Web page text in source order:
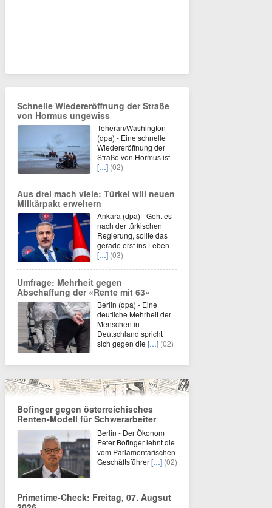
Schnelle Wiedereröffnung der Straße
von Hormus ungewiss
Teheran/Washington
(dpa) - Eine schnelle
Wiedereröffnung der
Straße von Hormus ist
[…] (02)
Aus drei mach viele: Türkei will neuen
Militärpakt erweitern
Ankara (dpa) - Geht es
nach der türkischen
Regierung, sollte das
gerade erst ins Leben
[…] (03)
Umfrage: Mehrheit gegen
Abschaffung der «Rente mit 63»
Berlin (dpa) - Eine
deutliche Mehrheit der
Menschen in
Deutschland spricht
sich gegen die […] (02)
Bofinger gegen österreichisches
Renten-Modell für Schwerarbeiter
Berlin - Der Ökonom
Peter Bofinger lehnt die
vom Parlamentarischen
Geschäftsführer[…] (02)
Primetime-Check: Freitag, 07. Augsut